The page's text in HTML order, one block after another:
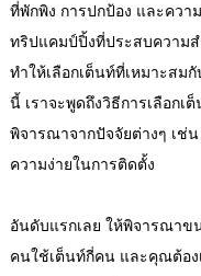
ที่พักพิง การปกป้อง และควา
ทริปแคมป์ปิ้งที่ประสบความส
ทำให้เลือกเต็นท์ที่เหมาะสม
นี้ เราจะพูดถึงวิธีการเลือกเ
พิจารณาจากปัจจัยต่างๆ เช่
ความง่ายในการติดตั้ง
อันดับแรกเลย ให้พิจารณาข
คนใช้เต็นท์กี่คน และคุณต้อ